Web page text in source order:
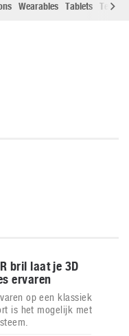
Wearables Tablets
bril laat je 3D
ervaren
op een klassiek
is het mogelijk met